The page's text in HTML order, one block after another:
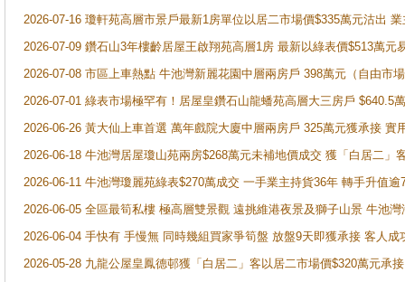
2026-07-16 瓊軒苑高層市景戶最新1房單位以居二市場價$335萬元沽出
2026-07-09 鑽石山3年樓齡居屋王啟翔苑高層1房 最新以綠表價$513萬元
2026-07-08 市區上車熱點 牛池灣新麗花園中層兩房戶 398萬元（自由市
2026-07-01 綠表市場極罕有！居屋皇鑽石山龍蟠苑高層大三房戶
2026-06-26 黃大仙上車首選 萬年戲院大廈中層兩房戶 325萬元獲承接 實
2026-06-18 牛池灣居屋瓊山苑兩房$268萬元未補地價成交 獲「白居二」
2026-06-11 牛池灣瓊麗苑綠表$270萬成交 一手業主持貨36年 轉手升值逾
2026-06-05 全區最筍私樓 極高層雙景觀 遠挑維港夜景及獅子山景 牛池
2026-06-04 手快有 手慢無 同時幾組買家爭筍盤 放盤9天即獲承接 客人
2026-05-28 九龍公屋皇鳳德邨獲「白居二」客以居二市場價$320萬元承接